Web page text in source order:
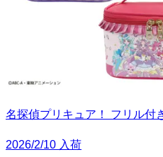
名探偵プリキュア！ フリル付
2026/2/10 入荷